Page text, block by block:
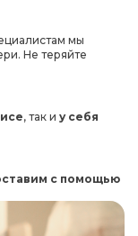
мы
Не теряйте
, так и у себя
с помощью